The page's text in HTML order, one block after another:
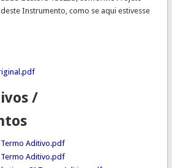
Instrumento, como se aqui estivesse
/
Termo Aditivo.pdf
Termo Aditivo.pdf